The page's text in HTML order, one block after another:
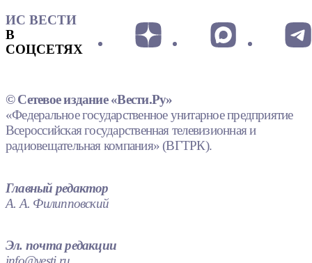
ИС ВЕСТИ
В
СОЦСЕТЯХ
© Сетевое издание «Вести.Ру»
«Федеральное государственное унитарное предприятие
Всероссийская государственная телевизионная и
радиовещательная компания» (ВГТРК).
Главный редактор
А. А. Филипповский
Эл. почта редакции